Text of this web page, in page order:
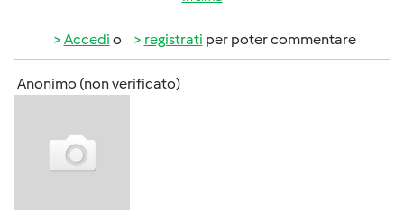
Accedi o registrati per poter commentare
Anonimo (non verificato)